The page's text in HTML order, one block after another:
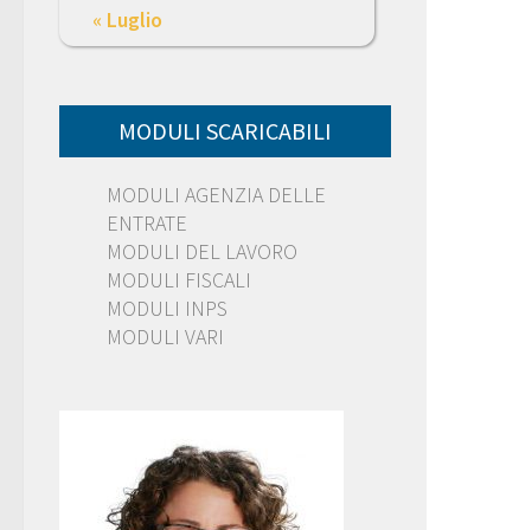
« Luglio
MODULI SCARICABILI
MODULI AGENZIA DELLE
ENTRATE
MODULI DEL LAVORO
MODULI FISCALI
MODULI INPS
MODULI VARI